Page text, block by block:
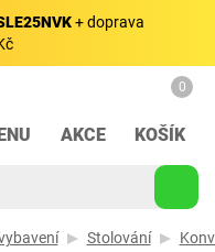
+ doprava
AKCE
0
KOŠÍK
Stolování